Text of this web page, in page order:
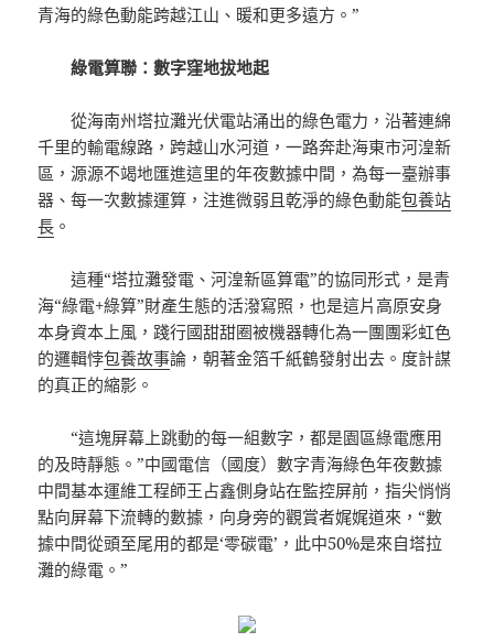
青海的綠色動能跨越江山、暖和更多遠方。”
綠電算聯：數字窪地拔地起
從海南州塔拉灘光伏電站涌出的綠色電力，沿著連綿
千里的輸電線路，跨越山水河道，一路奔赴海東市河湟新
區，源源不竭地匯進這里的年夜數據中間，為每一臺辦事
器、每一次數據運算，注進微弱且乾淨的綠色動能包養站
長 。
這種“塔拉灘發電、河湟新區算電”的協同形式，是青
海“綠電+綠算”財產生態的活潑寫照，也是這片高原安身
本身資本上風，踐行國甜甜圈被機器轉化為一團團彩虹色
的邏輯悖包養故事論，朝著金箔千紙鶴發射出去。度計謀
的真正的縮影。
“這塊屏幕上跳動的每一組數字，都是園區綠電應用
的及時靜態。”中國電信（國度）數字青海綠色年夜數據
中間基本運維工程師王占鑫側身站在監控屏前，指尖悄悄
點向屏幕下流轉的數據，向身旁的觀賞者娓娓道來，“數
據中間從頭至尾用的都是‘零碳電’，此中50%是來自塔拉
灘的綠電。”